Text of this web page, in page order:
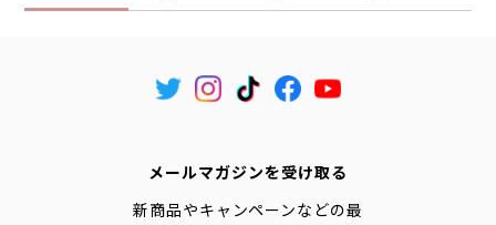
メールマガジンを受け取る
新商品やキャンペーンなどの最